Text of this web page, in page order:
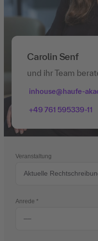
Carolin Senf
und ihr Team
inhouse@haufe-
+49 761 595339-11
Veranstaltung
Anrede